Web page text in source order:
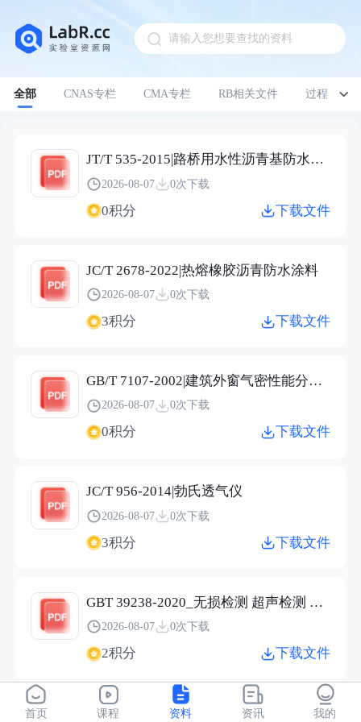
请输入您想要查找的资料
全部 CNAS专栏 CMA专栏 RB相关文件 过程管理
Pull down to refresh
JT/T 535-2015|路桥用水性沥青基防水涂料
2026-08-07 0次下载
0积分 下载文件
JC/T 2678-2022|热熔橡胶沥青防水涂料
2026-08-07 0次下载
3积分 下载文件
GB/T 7107-2002|建筑外窗气密性能分级及检测方法
2026-08-07 0次下载
0积分 下载文件
JC/T 956-2014|勃氏透气仪
2026-08-07 0次下载
3积分 下载文件
GBT 39238-2020_无损检测 超声检测 垂直于表面的不连续的检测.pdf
2026-08-07 0次下载
2积分 下载文件
JBT 9214-2010_无损检测 A型脉冲反射式超声检测系统工作性能测试方法.pdf
首页 课程 资料 资讯 我的